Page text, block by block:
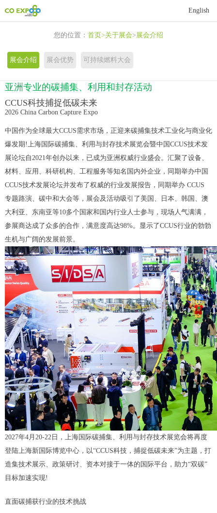
English
首
于
会
展
中
动
心
新
资
系
我
们
您的位置： 首页>关于展会>展会介绍
展会介绍 展会优势 可持续燃料大会
亚洲专业的碳捕集、利用和封存活动
CCUS科技捕捉低碳未来
2026 China Carbon Capture Expo
中国作为全球最大CCUS需求市场，正迎来碳捕集技术工业化与商业化
爆发期!上海国际碳捕集、利用与封存技术展览会暨中国CCUS技术发
展论坛自2021年创办以来，已成为亚洲权威行业盛会。汇聚了设备、
材料、应用、科研机构、工程服务等知名国内外企业，同期举办中国
CCUS技术发展论坛并发布了权威的行业发展报告，同期举办 CCUS
专题路演、碳中和大会等，展会及活动吸引了美国、日本、韩国、澳
大利亚、东南亚等10多个国家和国内行业人士参与，现场人气满满，
参展商达成了众多的合作，满意度高达98%。显示了CCUS行业的勃勃
生机与广阔的发展前景。
2027年4月20-22日，上海国际碳捕集、利用与封存技术展览会将再度
登陆上海新国际博览中心，以“CCUS科技，捕捉低碳未来”为主题，打
造集技术展示、政策研讨、资本对接于一体的国际平台，助力“双碳”
目标加速实现!
直面碳捕获行业的技术挑战